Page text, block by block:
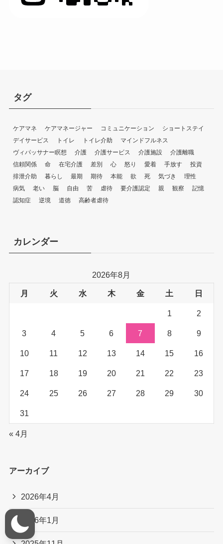
タグ
ケアマネ ケアマネージャー コミュニケーション
ショートステイ
デイサービス
トイレ トイレ介助
マインドフルネス
ヴィパッサナー瞑想
介護 介護サービス 介護施設
介護離職
信頼関係
命 在宅介護 差別 心 怒り 愛着 手放す
投資
排泄介助
暮らし 最期 期待 本能 欲 死 気づき
理性
病気
老い 脳 自由 苦 虐待 要介護認定 親 観察
記憶
認知症
逆境 道徳 高齢者虐待
カレンダー
2026年8月
月 火 水 木 金 土 日
1 2
3 4 5 6 7 8 9
10 11 12 13 14 15 16
17 18 19 20 21 22 23
24 25 26 27 28 29 30
31
« 4月
アーカイブ
2026年4月
2026年1月